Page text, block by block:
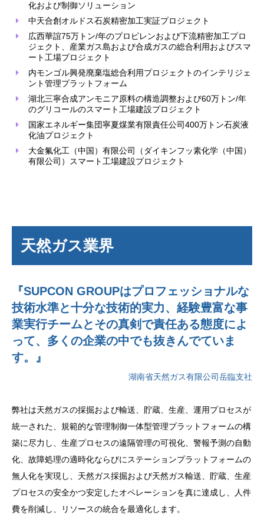
化および制御ソリューション
中天合創オルドス石炭精密加工実証プロジェクト
広西華誼75万トン/年のプロピレンおよび下流精密加工プロ
ジェクト、産業ガス島および合成ガスの総合利用およびスマ
ート工場プロジェクト
内モンゴル興発廃棄塩総合利用プロジェクトのインテリジェ
ント管理プラットフォーム
湖北三寧合成アンモニア原料の構造調整および60万トン/年
のグリコールのスマート工場建設プロジェクト
国家エネルギー集団寧夏煤業有限責任公司400万トン石炭液
化油プロジェクト
大金氟化工（中国）有限公司（ダイキンフッ素化学（中国）
有限公司）スマート工場建設プロジェクト
天然ガス業界
『SUPCON GROUPはプロフェッショナルな
技術水準と十分な技術的実力、経験豊富な事
業実行チームとその真剣で責任ある態度によ
って、多くの企業の中でも抜きんでていま
す。』
湖南省天然ガス有限公司岳臨支社
弊社は天然ガスの採掘および輸送、貯蔵、生産、運用プロセスが
統一された、規範的な管理制御一体型管理プラットフォームの構
築に尽力し、生産プロセスの遠隔管理の可視化、警報予測の自動
化、故障処理の適時化ならびにステーションプラットフォームの
無人化を実現し、天然ガス採掘および天然ガス輸送、貯蔵、生産
プロセスの安全かつ安定したオペレーションを真に達成し、人件
費を削減し、リソースの統合を最適化します。